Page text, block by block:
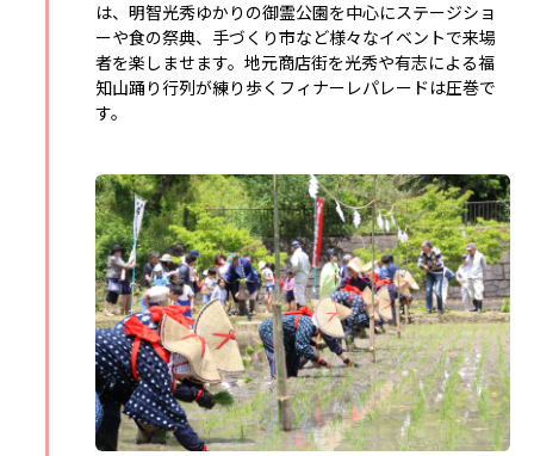
は、明智光秀ゆかりの御霊公園を中心にステージショ
ーや食の祭典、手づくり市など様々なイベントで来場
者を楽しませます。地元商店街を光秀や有志による福
知山踊り行列が練り歩くフィナーレパレードは圧巻で
す。